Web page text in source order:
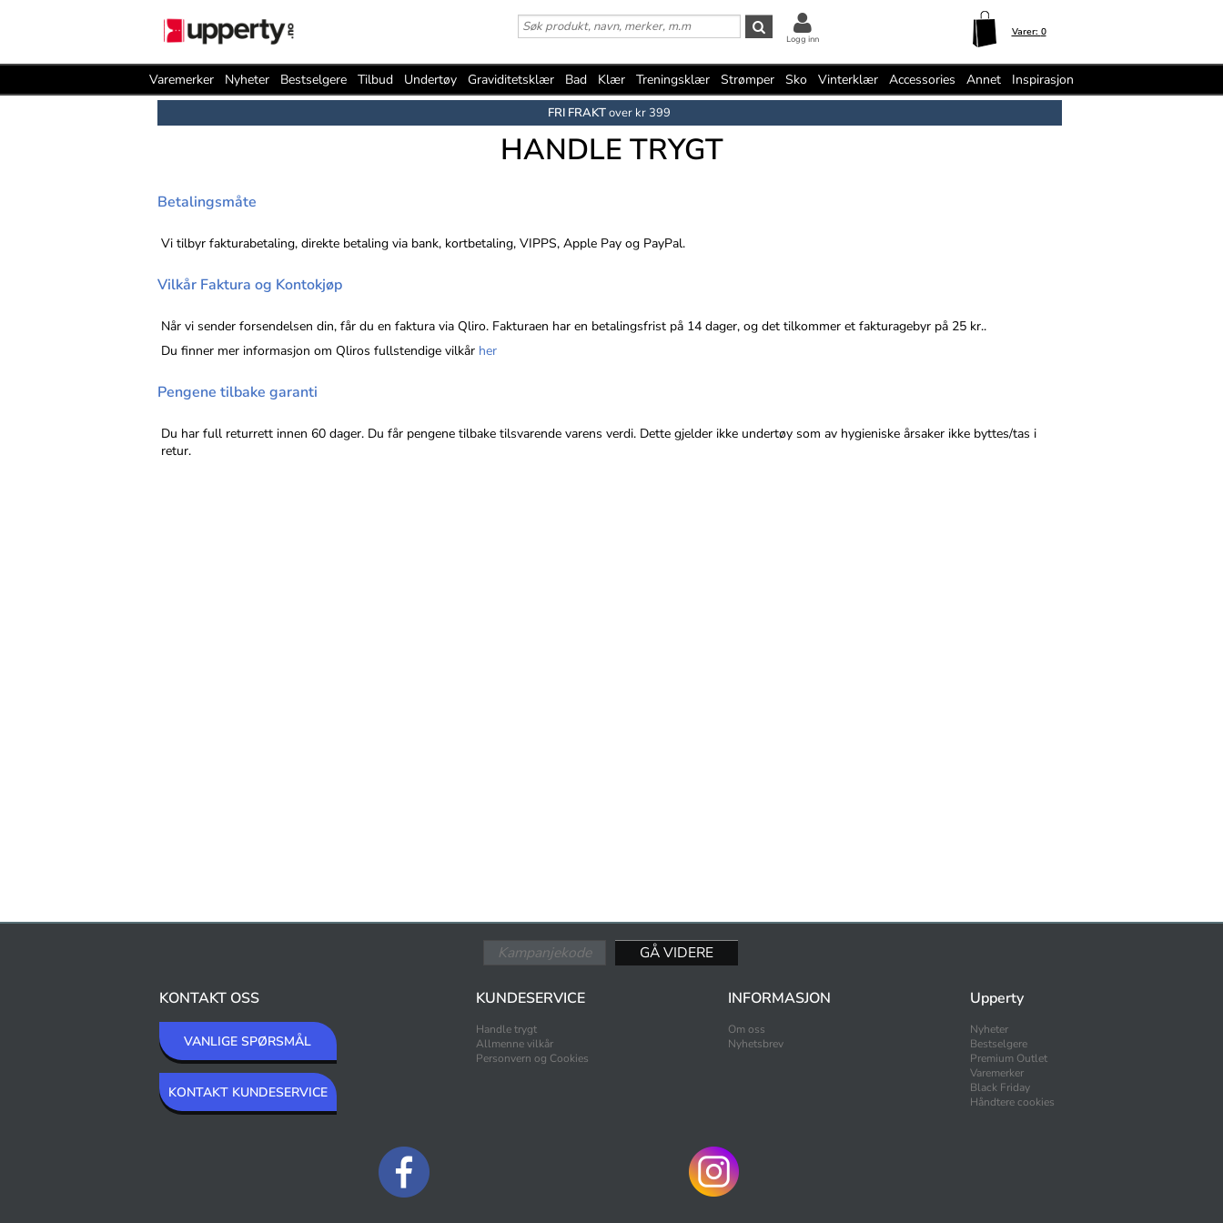
Varer: 0
Logg inn
Varemerker Nyheter Bestselgere Tilbud Undertøy Graviditetsklær Bad Klær Treningsklær Strømper Sko Vinterklær Accessories Annet Inspirasjon
FRI FRAKTover kr 399
HANDLE TRYGT
Betalingsmåte
Vi tilbyr fakturabetaling, direkte betaling via bank, kortbetaling, VIPPS, Apple Pay og PayPal.
Vilkår Faktura og Kontokjøp
Når vi sender forsendelsen din, får du en faktura via Qliro. Fakturaen har en betalingsfrist på 14 dager, og det tilkommer et fakturagebyr på 25 kr..
Du finner mer informasjon om Qliros fullstendige vilkår her
Pengene tilbake garanti
Du har full returrett innen 60 dager. Du får pengene tilbake tilsvarende varens verdi. Dette gjelder ikke undertøy som av hygieniske årsaker ikke byttes/tas i
retur.
KONTAKT OSS
VANLIGE SPØRSMÅL
KONTAKT KUNDESERVICE
KUNDESERVICE
Handle trygt
Allmenne vilkår
Personvern og Cookies
INFORMASJON
Om oss
Nyhetsbrev
Upperty
Nyheter
Bestselgere
Premium Outlet
Varemerker
Black Friday
Håndtere cookies